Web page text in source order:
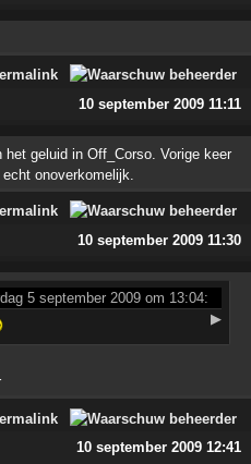
10 september 2009 11:11
geluid in Off_Corso. Vorige keer
onoverkomelijk.
10 september 2009 11:30
5 september 2009 om 13:04:
▶
10 september 2009 12:41